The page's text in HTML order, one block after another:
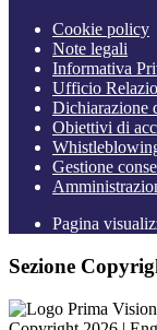
Cookie policy
Note legali
Informativa
Ufficio
Dichiarazione
Obiettivi di
Gestione
Pagina
Sezione